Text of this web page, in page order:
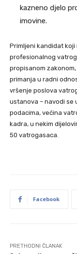
kazneno djelo
imovine.
Primljeni kandidat
profesionalnog
propisanom
primanja u radni
vršenje poslova
ustanova – navodi se
podacima, većina
kadra, u nekim
50 vatrogasaca.
Facebook
PRETHODNI ČLANAK